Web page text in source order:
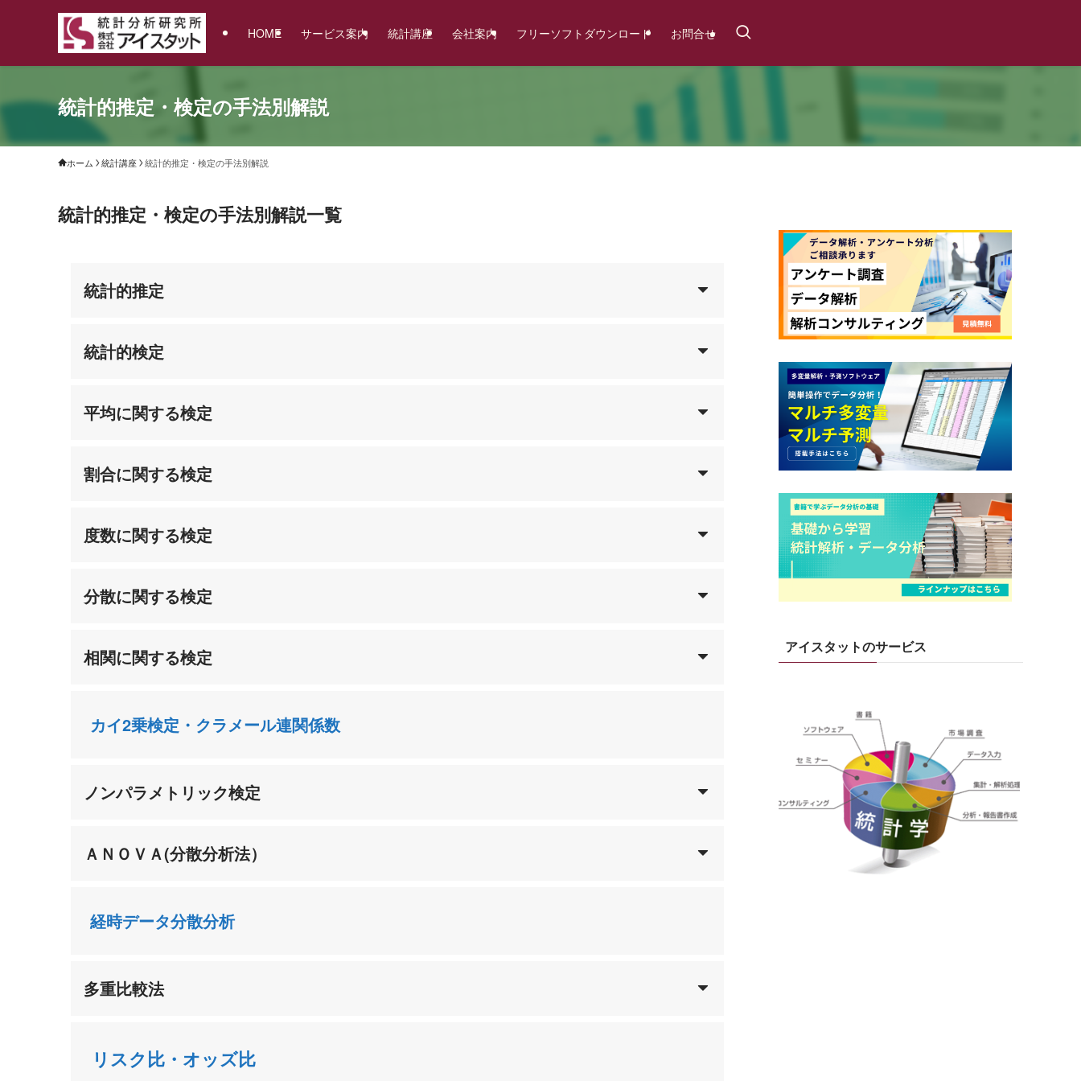
HOME サービス案内 統計講座 会社案内 フリーソフトダウンロード お問合せ
統計的推定・検定の手法別解説
ホーム 統計講座 統計的推定・検定の手法別解説
統計的推定・検定の手法別解説一覧
統計的推定
統計的検定
平均に関する検定
割合に関する検定
度数に関する検定
分散に関する検定
相関に関する検定
カイ2乗検定・クラメール連関係数
ノンパラメトリック検定
ＡＮＯＶＡ(分散分析法）
経時データ分散分析
多重比較法
リスク比・オッズ比
アイスタットのサービス